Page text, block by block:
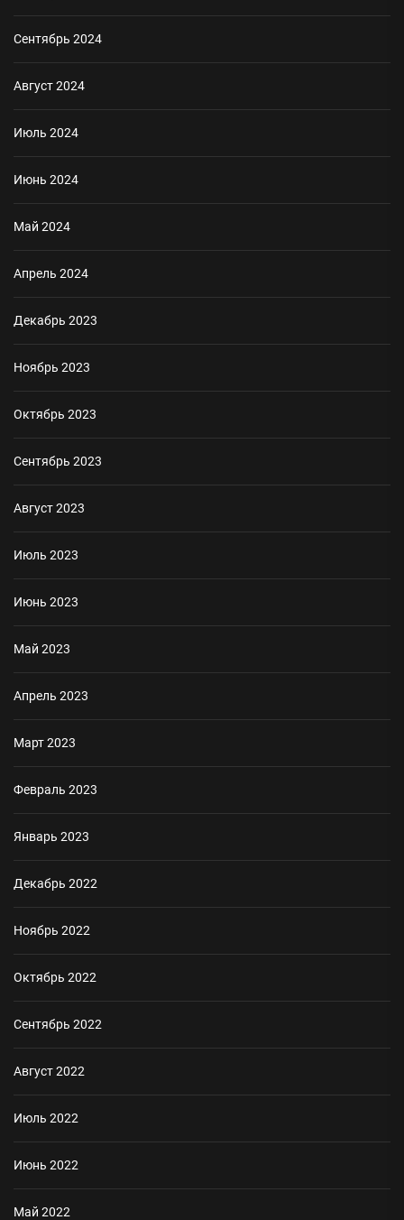
Сентябрь 2024
Август 2024
Июль 2024
Июнь 2024
Май 2024
Апрель 2024
Декабрь 2023
Ноябрь 2023
Октябрь 2023
Сентябрь 2023
Август 2023
Июль 2023
Июнь 2023
Май 2023
Апрель 2023
Март 2023
Февраль 2023
Январь 2023
Декабрь 2022
Ноябрь 2022
Октябрь 2022
Сентябрь 2022
Август 2022
Июль 2022
Июнь 2022
Май 2022